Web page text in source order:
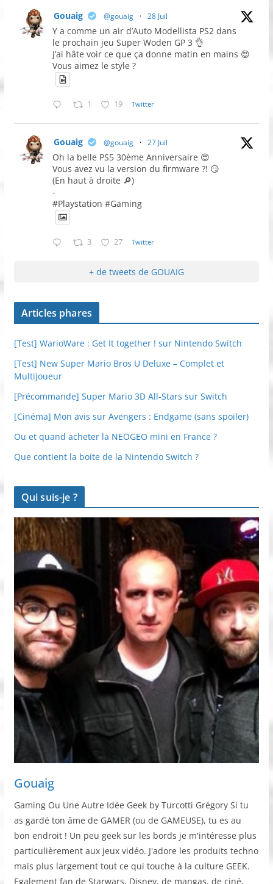
Gouaig @gouaig · 28 Juil
Y a comme un air d’Auto Modellista PS2 dans
le prochain jeu Super Woden GP 3 👌
J’ai hâte voir ce que ça donne matin en mains 😍
Vous aimez le style ?
1 19 Twitter
Gouaig @gouaig · 27 Juil
Oh la belle PS5 30ème Anniversaire 😍
Vous avez vu la version du firmware ?! 😏
(En haut à droite 🔎)
-
#Playstation #Gaming
3 27 Twitter
+ de tweets de GOUAIG
Articles phares
[Test] WarioWare : Get It together ! sur Nintendo Switch
[Test] New Super Mario Bros U Deluxe – Complet et
Multijoueur
[Précommande] Super Mario 3D All-Stars sur Switch
[Cinéma] Mon avis sur Avengers : Endgame (sans spoiler)
Ou et quand acheter la NEOGEO mini en France ?
Que contient la boite de la Nintendo Switch ?
Qui suis-je ?
Gouaig
Gaming Ou Une Autre Idée Geek by Turcotti Grégory Si tu
as gardé ton âme de GAMER (ou de GAMEUSE), tu es au
bon endroit ! Un peu geek sur les bords je m'intéresse plus
particulièrement aux jeux vidéo. J'adore les produits techno
mais plus largement tout ce qui touche à la culture GEEK.
Egalement fan de Starwars, Disney, de mangas, de ciné,